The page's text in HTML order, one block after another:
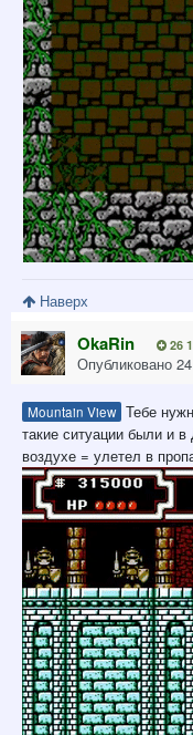
Наверх
OkaRin 26
Опубликовано
Mountain View Тебе
такие ситуации были и
воздухе = улетел в